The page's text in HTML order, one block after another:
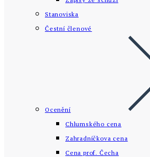
Stanoviska
Čestní členové
Ocenění
Chlumského cena
Zahradníčkova cena
Cena prof. Čecha